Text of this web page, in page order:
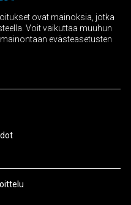
ovat mainoksia, jotka
Voit vaikuttaa muuhun
evästeasetusten